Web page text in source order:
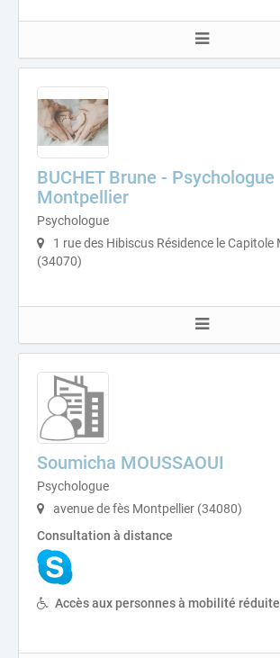
BUCHET Brune - Psychologue
Montpellier
Psychologue
1 rue des Hibiscus Résidence le Capitole
(34070)
Soumicha MOUSSAOUI
Psychologue
avenue de fès Montpellier (34080)
Consultation à distance
Accès aux personnes à mobilité réduite